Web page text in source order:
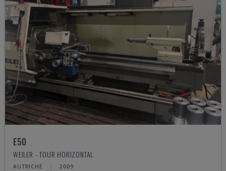
E50
WEILER - TOUR HORIZONTAL
AUTRICHE 2009